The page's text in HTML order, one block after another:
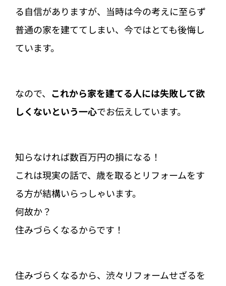
る自信がありますが、当時は今の考えに至らず
普通の家を建ててしまい、今ではとても後悔し
ています。
なので、 これから家を建てる人には失敗して欲
しくないという一心でお伝えしています。
知らなければ数百万円の損になる！
これは現実の話で、歳を取るとリフォームをす
る方が結構いらっしゃいます。
何故か？
住みづらくなるからです！
住みづらくなるから、渋々リフォームせざるを